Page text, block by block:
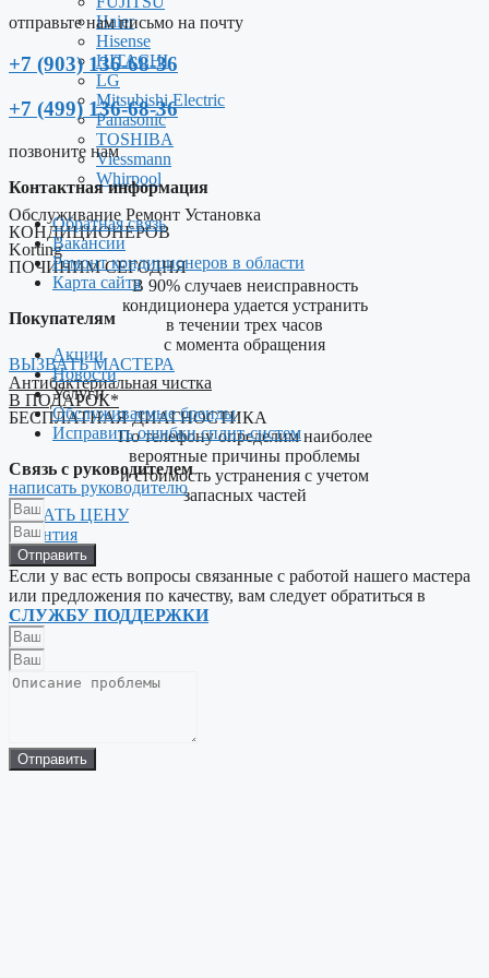
Haier
Hisense
HITACHI
LG
Mitsubishi Electric
Panasonic
TOSHIBA
Viessmann
Whirpool
Обслуживание Ремонт Установка
КОНДИЦИОНЕРОВ
Korting
ПОЧИНИМ СЕГОДНЯ
В 90% случаев неисправность
кондиционера удается устранить
в течении трех часов
c момента обращения
ВЫЗВАТЬ МАСТЕРА
Антибактериальная чистка
В ПОДАРОК*
БЕСПЛАТНАЯ ДИАГНОСТИКА
По телефону определим наиболее
вероятные причины проблемы
и стоимость устранения с учетом
запасных частей
УЗНАТЬ ЦЕНУ
Гарантия
Портфолио
отправьте нам письмо на почту
+7 (903) 136-68-36
+7 (499) 136-68-36
позвоните нам
Контактная информация
Обратная связь
Вакансии
Ремонт кондиционеров в области
Карта сайта
Покупателям
Акции
Новости
Услуги
Обслуживаемые бренды
Исправить ошибки сплит-систем
Связь с руководителем
написать руководителю
Отправить
Если у вас есть вопросы связанные с работой нашего мастера
или предложения по качеству, вам следует обратиться в
СЛУЖБУ ПОДДЕРЖКИ
Отправить